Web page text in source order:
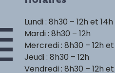
Lundi : 8h30 – 12h et 14h
Mardi : 8h30 – 12h
Mercredi : 8h30 – 12h et
Jeudi : 8h30 – 12h
Vendredi : 8h30 – 12h et